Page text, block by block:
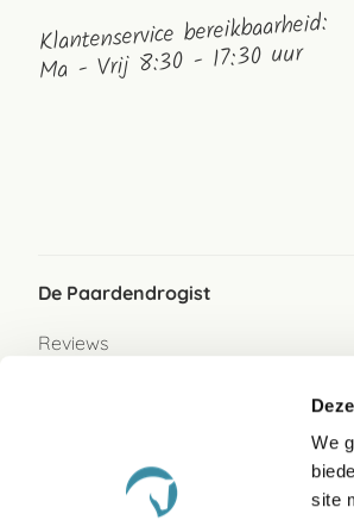
We
site
Klantenservice bereikbaarheid:
Ma - Vrij 8:30 - 17:30 uur
De Paardendrogist
Reviews